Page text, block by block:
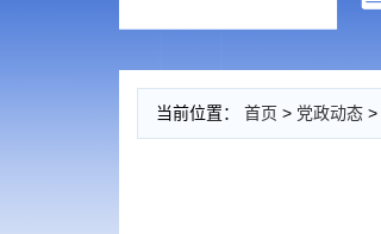
当前位置： 首页 > 党政动态 >